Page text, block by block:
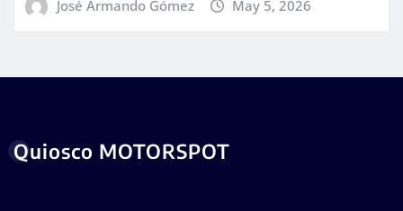
José Armando Gómez May 5, 2026
Quiosco MOTORSPOT